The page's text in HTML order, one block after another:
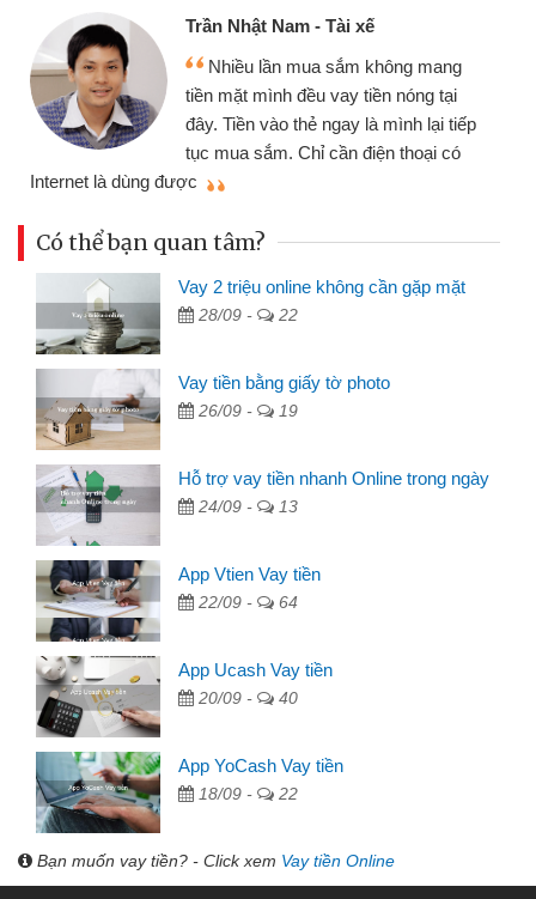
Trần Nhật Nam - Tài xế
Nhiều lần mua sắm không mang
tiền mặt mình đều vay tiền nóng tại
đây. Tiền vào thẻ ngay là mình lại tiếp
tục mua sắm. Chỉ cần điện thoại có
Internet là dùng được
Có thể bạn quan tâm?
Vay 2 triệu online không cần gặp mặt
28/09 - 22
Vay tiền bằng giấy tờ photo
26/09 - 19
Hỗ trợ vay tiền nhanh Online trong ngày
24/09 - 13
App Vtien Vay tiền
22/09 - 64
App Ucash Vay tiền
20/09 - 40
App YoCash Vay tiền
18/09 - 22
Bạn muốn vay tiền? - Click xem Vay tiền Online